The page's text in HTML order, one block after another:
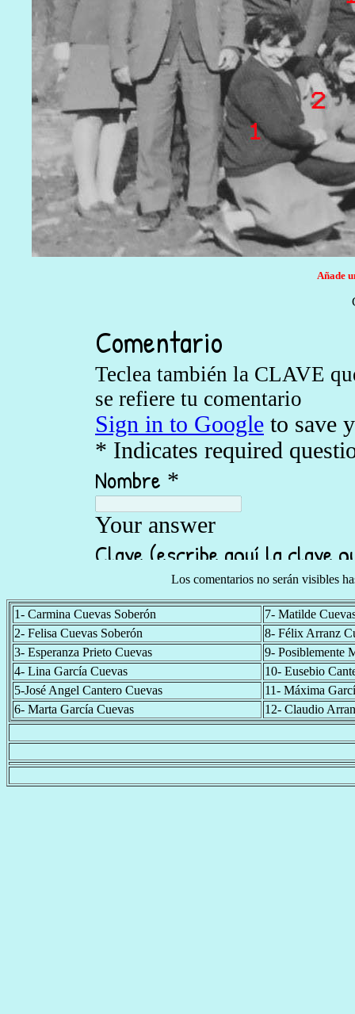
Añade
Los comentarios no serán visibles
1- Carmina Cuevas Soberón
7- Matilde
2- Felisa Cuevas Soberón
8- Félix Arranz
3- Esperanza Prieto Cuevas
9- Posiblemente
4- Lina García Cuevas
10- Eusebio
5-José Angel Cantero Cuevas
11- Máxima
6- Marta García Cuevas
12- Claudio